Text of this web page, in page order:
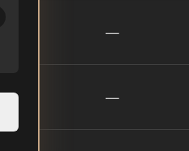
—
806 —